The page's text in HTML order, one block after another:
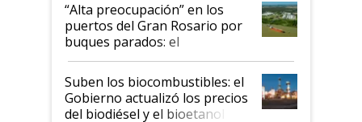
“Alta preocupación” en los
puertos del Gran Rosario por
buques parados: el
funcionamiento de las
exportadoras en tensión tras
la medida de fuerza de los
prácticos
Suben los biocombustibles: el
Gobierno actualizó los precios
del biodiésel y el bioetanol